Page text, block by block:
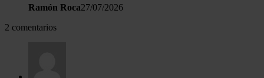
Ramón Roca27/07/2026
2 comentarios